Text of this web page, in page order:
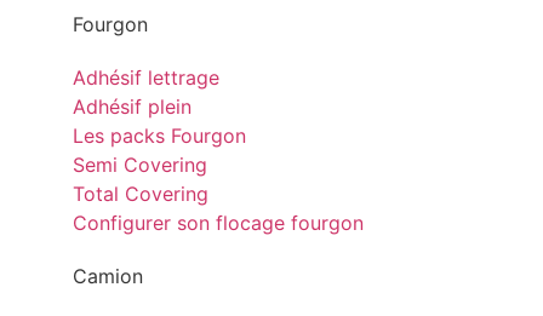
Fourgon
Adhésif lettrage
Adhésif plein
Les packs Fourgon
Semi Covering
Total Covering
Configurer son flocage fourgon
Camion